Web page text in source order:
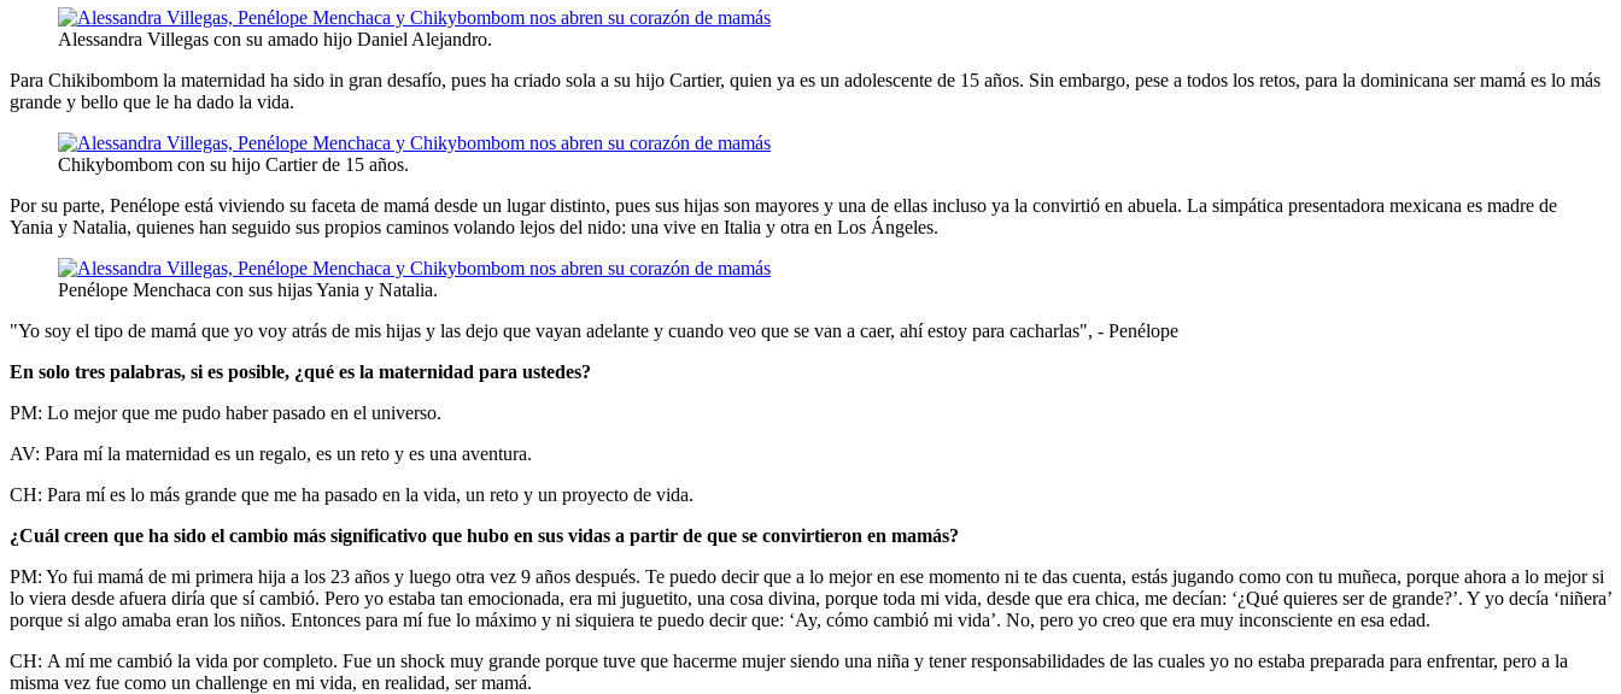
Alessandra Villegas con su amado hijo Daniel Alejandro.
Para Chikibombom la maternidad ha sido in gran desafío, pues ha criado sola a su hijo Cartier, quien ya es un adolescente de 15 años. Sin embargo, pese a todos los retos, para la dominicana ser mamá es lo más
grande y bello que le ha dado la vida.
Chikybombom con su hijo Cartier de 15 años.
Por su parte, Penélope está viviendo su faceta de mamá desde un lugar distinto, pues sus hijas son mayores y una de ellas incluso ya la convirtió en abuela. La simpática presentadora mexicana es madre de
Yania y Natalia, quienes han seguido sus propios caminos volando lejos del nido: una vive en Italia y otra en Los Ángeles.
Penélope Menchaca con sus hijas Yania y Natalia.
"Yo soy el tipo de mamá que yo voy atrás de mis hijas y las dejo que vayan adelante y cuando veo que se van a caer, ahí estoy para cacharlas", - Penélope
En solo tres palabras, si es posible, ¿qué es la maternidad para ustedes?
PM: Lo mejor que me pudo haber pasado en el universo.
AV: Para mí la maternidad es un regalo, es un reto y es una aventura.
CH: Para mí es lo más grande que me ha pasado en la vida, un reto y un proyecto de vida.
¿Cuál creen que ha sido el cambio más significativo que hubo en sus vidas a partir de que se convirtieron en mamás?
PM: Yo fui mamá de mi primera hija a los 23 años y luego otra vez 9 años después. Te puedo decir que a lo mejor en ese momento ni te das cuenta, estás jugando como con tu muñeca, porque ahora a lo mejor si
lo viera desde afuera diría que sí cambió. Pero yo estaba tan emocionada, era mi juguetito, una cosa divina, porque toda mi vida, desde que era chica, me decían: ‘¿Qué quieres ser de grande?’. Y yo decía ‘niñera’
porque si algo amaba eran los niños. Entonces para mí fue lo máximo y ni siquiera te puedo decir que: ‘Ay, cómo cambió mi vida’. No, pero yo creo que era muy inconsciente en esa edad.
CH: A mí me cambió la vida por completo. Fue un shock muy grande porque tuve que hacerme mujer siendo una niña y tener responsabilidades de las cuales yo no estaba preparada para enfrentar, pero a la
misma vez fue como un challenge en mi vida, en realidad, ser mamá.